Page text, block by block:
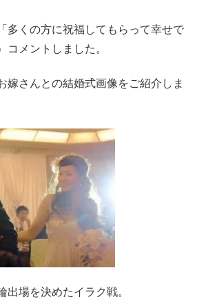
多くの方に祝福してもらって幸せで
コメントしました。
嫁さんとの結婚式画像をご紹介しま
出場を決めたイラク戦。